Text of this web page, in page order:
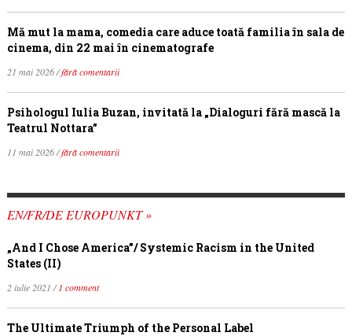
Mă mut la mama, comedia care aduce toată familia în sala de
cinema, din 22 mai în cinematografe
21 mai 2026 /fără comentarii
Psihologul Iulia Buzan, invitată la „Dialoguri fără mască la
Teatrul Nottara”
11 mai 2026 /fără comentarii
EN/FR/DE EUROPUNKT »
„And I Chose America”/ Systemic Racism in the United
States (II)
2 iulie 2021 /1 comment
The Ultimate Triumph of the Personal Label